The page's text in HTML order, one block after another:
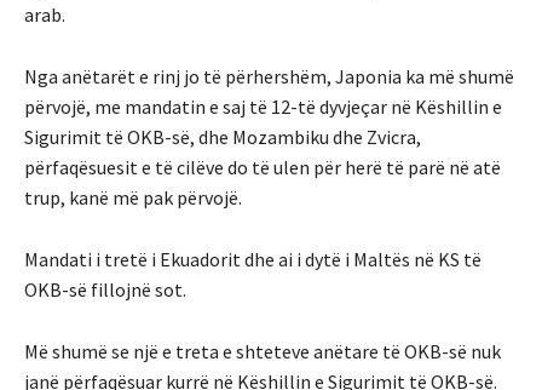
arab.
Nga anëtarët e rinj jo të përhershëm, Japonia ka më shumë
përvojë, me mandatin e saj të 12-të dyvjeçar në Këshillin e
Sigurimit të OKB-së, dhe Mozambiku dhe Zvicra,
përfaqësuesit e të cilëve do të ulen për herë të parë në atë
trup, kanë më pak përvojë.
Mandati i tretë i Ekuadorit dhe ai i dytë i Maltës në KS të
OKB-së fillojnë sot.
Më shumë se një e treta e shteteve anëtare të OKB-së nuk
janë përfaqësuar kurrë në Këshillin e Sigurimit të OKB-së.